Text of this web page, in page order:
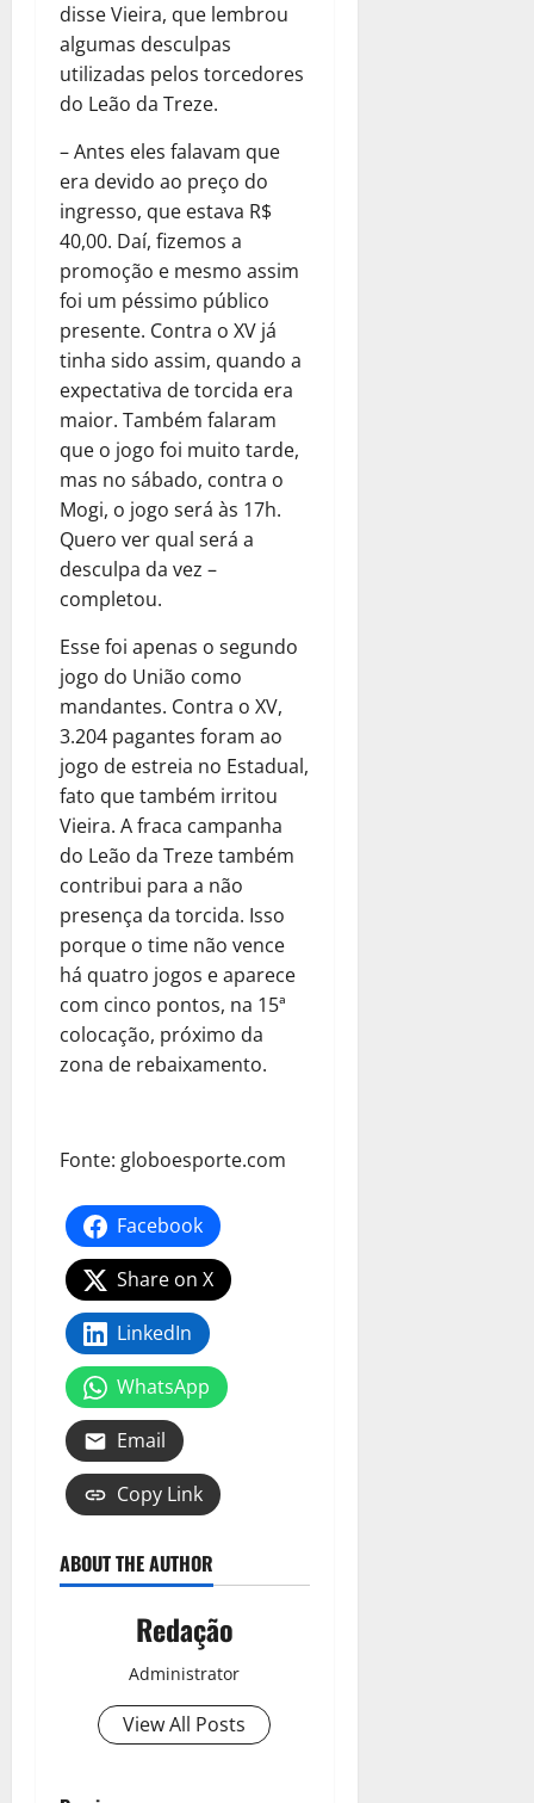
disse Vieira, que lembrou
algumas desculpas
utilizadas pelos torcedores
do Leão da Treze.
– Antes eles falavam que
era devido ao preço do
ingresso, que estava R$
40,00. Daí, fizemos a
promoção e mesmo assim
foi um péssimo público
presente. Contra o XV já
tinha sido assim, quando a
expectativa de torcida era
maior. Também falaram
que o jogo foi muito tarde,
mas no sábado, contra o
Mogi, o jogo será às 17h.
Quero ver qual será a
desculpa da vez –
completou.
Esse foi apenas o segundo
jogo do União como
mandantes. Contra o XV,
3.204 pagantes foram ao
jogo de estreia no Estadual,
fato que também irritou
Vieira. A fraca campanha
do Leão da Treze também
contribui para a não
presença da torcida. Isso
porque o time não vence
há quatro jogos e aparece
com cinco pontos, na 15ª
colocação, próximo da
zona de rebaixamento.
Fonte: globoesporte.com
Facebook
Share on X
LinkedIn
WhatsApp
Email
Copy Link
ABOUT THE AUTHOR
Redação
Administrator
View All Posts